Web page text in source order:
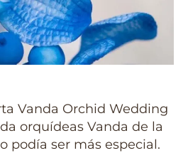
Vanda Orchid Wedding
orquídeas Vanda de la
podía ser más especial.